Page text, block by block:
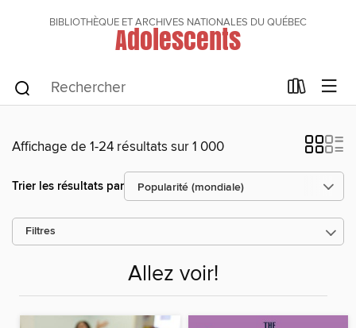
BIBLIOTHÈQUE ET ARCHIVES NATIONALES DU QUÉBEC
Adolescents
Affichage de 1-24 résultats sur 1 000
Trier les résultats par
Filtres
Allez voir!